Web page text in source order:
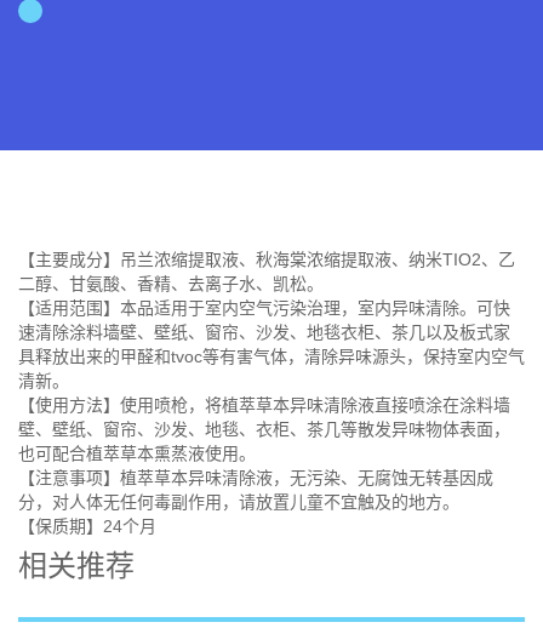
【主要成分】吊兰浓缩提取液、秋海棠浓缩提取液、纳米TIO2、乙
二醇、甘氨酸、香精、去离子水、凯松。
【适用范围】本品适用于室内空气污染治理，室内异味清除。可快
速清除涂料墙壁、壁纸、窗帘、沙发、地毯衣柜、茶几以及板式家
具释放出来的甲醛和tvoc等有害气体，清除异味源头，保持室内空气
清新。
【使用方法】使用喷枪，将植萃草本异味清除液直接喷涂在涂料墙
壁、壁纸、窗帘、沙发、地毯、衣柜、茶几等散发异味物体表面，
也可配合植萃草本熏蒸液使用。
【注意事项】植萃草本异味清除液，无污染、无腐蚀无转基因成
分，对人体无任何毒副作用，请放置儿童不宜触及的地方。
【保质期】24个月
相关推荐